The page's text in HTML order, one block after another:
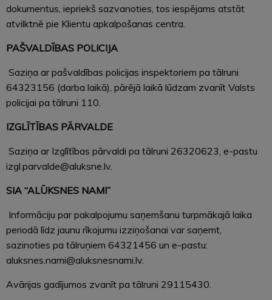
dokumentus, iepriekš sazvanoties, tos iespējams atstāt
atvilktnē pie Klientu apkalpošanas centra.
PAŠVALDĪBAS POLICIJA
Saziņa ar pašvaldības policijas inspektoriem pa tālruni
64323156 (darba laikā), pārējā laikā lūdzam zvanīt Valsts
policijai pa tālruni 110.
IZGLĪTĪBAS PĀRVALDE
Saziņa ar Izglītības pārvaldi pa tālruni 26320623, e-pastu
izgl.parvalde@aluksne.lv.
SIA “ALŪKSNES NAMI”
Informāciju par pakalpojumu saņemšanu turpmākajā laika
periodā līdz jaunu rīkojumu izziņošanai var saņemt,
sazinoties pa tālruņiem 64321456 un e-pastu:
aluksnes.nami@aluksnesnami.lv.
Avārijas gadījumos zvanīt pa tālruni 29115430.